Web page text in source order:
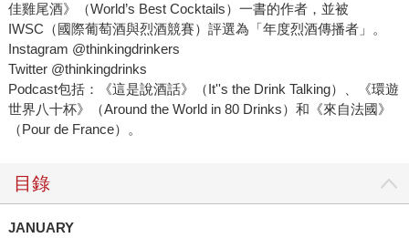
佳雞尾酒》（World’s Best Cocktails）一書的作者，並被
IWSC（國際葡萄酒與烈酒競賽）評選為「年度烈酒傳播者」。
Instagram @thinkingdrinkers
Twitter @thinkingdrinks
Podcast包括：《這是說酒話》（It''s the Drink Talking）、《環遊
世界八十杯》（Around the World in 80 Drinks）和《來自法國》
（Pour de France）。
目錄
JANUARY